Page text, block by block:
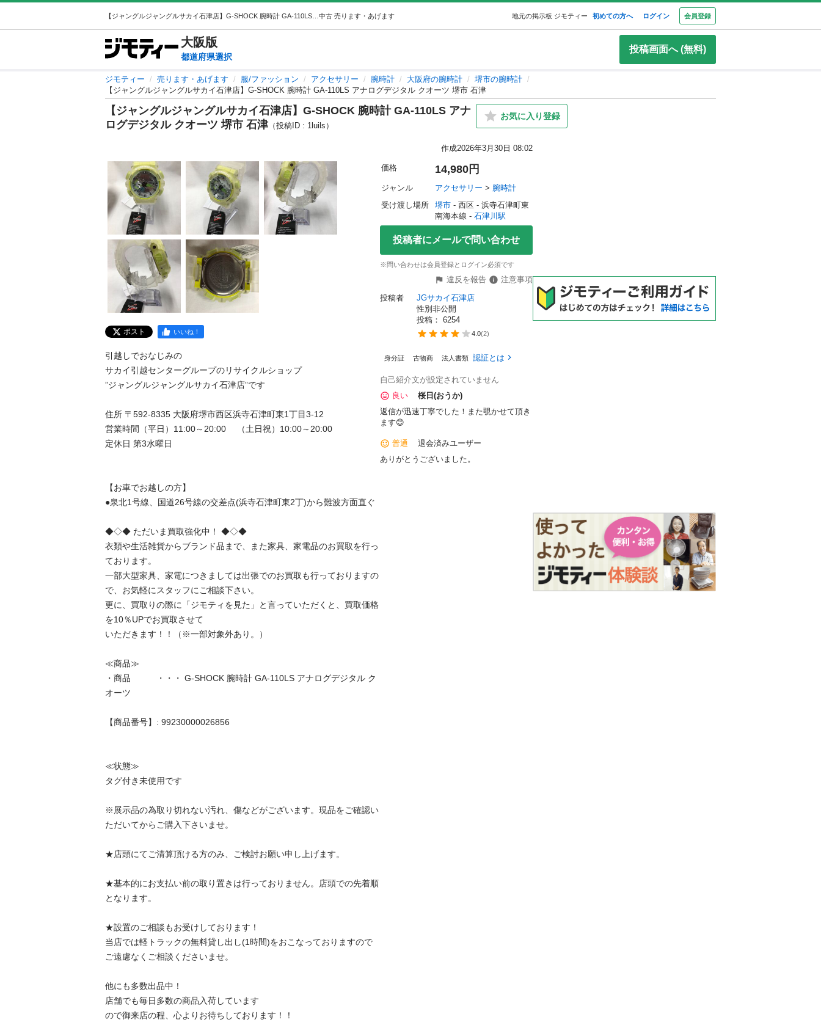
中古 売ります・あげます 地元の掲示板 ジモティー 初めての方へ ログイン 会員登録
大阪版
都道府県選択
投稿画面へ (無料)
ジモティー 売ります・あげます 服/ファッション アクセサリー 腕時計 大阪府の腕時計
堺市の腕時計
【ジャングルジャングルサカイ石津店】G-SHOCK 腕時計 GA-110LS アナログデジタル クオーツ 堺市 石津
【ジャングルジャングルサカイ石津店】G-SHOCK 腕時計 GA-110LS アナ
ログデジタル クオーツ 堺市 石津 （投稿ID : 1luils）
お気に入り登録
作成2026年3月30日 08:02
ポスト いいね！
引越しでおなじみの
サカイ引越センターグループのリサイクルショップ
”ジャングルジャングルサカイ石津店”です
住所 〒592-8335 大阪府堺市西区浜寺石津町東1丁目3-12
営業時間（平日）11:00～20:00 　（土日祝）10:00～20:00
定休日 第3水曜日
【お車でお越しの方】
●泉北1号線、国道26号線の交差点(浜寺石津町東2丁)から難波方面直ぐ
◆◇◆ ただいま買取強化中！ ◆◇◆
衣類や生活雑貨からブランド品まで、また家具、家電品のお買取を行っ
ております。
一部大型家具、家電につきましては出張でのお買取も行っておりますの
で、お気軽にスタッフにご相談下さい。
更に、買取りの際に「ジモティを見た」と言っていただくと、買取価格
を10％UPでお買取させて
いただきます！！（※一部対象外あり。）
≪商品≫
・商品　　　・・・ G-SHOCK 腕時計 GA-110LS アナログデジタル ク
オーツ
【商品番号】: 99230000026856
≪状態≫
タグ付き未使用です
※展示品の為取り切れない汚れ、傷などがございます。現品をご確認い
ただいてからご購入下さいませ。
★店頭にてご清算頂ける方のみ、ご検討お願い申し上げます。
★基本的にお支払い前の取り置きは行っておりません。店頭での先着順
となります。
★設置のご相談もお受けしております！
当店では軽トラックの無料貸し出し(1時間)をおこなっておりますので
ご遠慮なくご相談くださいませ。
他にも多数出品中！
店舗でも毎日多数の商品入荷しています
ので御来店の程、心よりお待ちしております！！
価格 14,980円
ジャンル アクセサリー > 腕時計
受け渡し場所
堺市 - 西区 - 浜寺石津町東
南海本線 - 石津川駅
投稿者にメールで問い合わせ
※問い合わせは会員登録とログイン必須です
違反を報告
注意事項
投稿者
JGサカイ石津店
性別非公開
投稿： 6254
4.0(2)
身分証 古物商 法人書類 認証とは
自己紹介文が設定されていません
良い
桜日(おうか)
返信が迅速丁寧でした！また覗かせて頂き
ます😊
普通
退会済みユーザー
ありがとうございました。